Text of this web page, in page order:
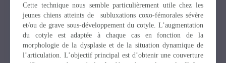
Cette technique nous semble particulièrement utile chez les
jeunes chiens atteints de subluxations coxo-fémorales sévère
et/ou de grave sous-développement du cotyle. L’augmentation
du cotyle est adaptée à chaque cas en fonction de la
morphologie de la dysplasie et de la situation dynamique de
l’articulation. L’objectif principal est d’obtenir une couverture